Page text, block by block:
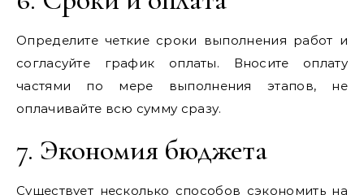
Определите четкие сроки выполнения работ и
согласуйте график оплаты. Вносите оплату
частями по мере выполнения этапов, не
оплачивайте всю сумму сразу.
7. Экономия бюджета
Существует несколько способов сэкономить на